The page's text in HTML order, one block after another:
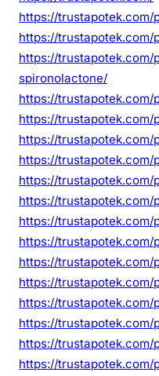
https://
https://
https://
spironolactone/
https://
https://
https://
https://
https://trustapotek.com/
https://
https://
https://
https://
https://
https://
https://
https://
https://